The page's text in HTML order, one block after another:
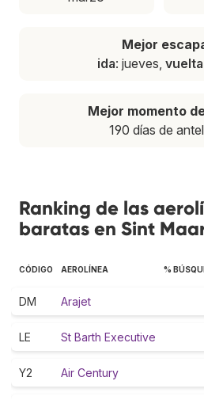
Mejor
ida: jueves, vuelta
Mejor momento
190 días de
Ranking de las
baratas en Sint
CÓDIGO AEROLÍNEA %
DM Arajet
LE St Barth Executive
Y2 Air Century